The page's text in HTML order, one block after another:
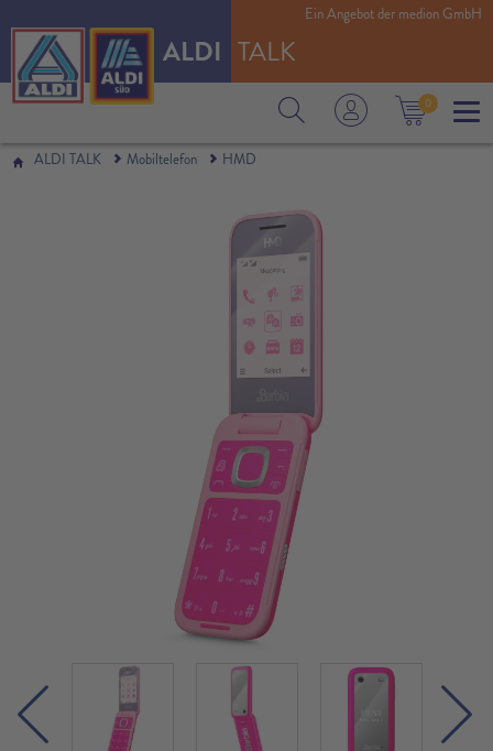
ALDI TALK
0
Ein Angebot der medion GmbH
ALDI TALK Mobiltelefon HMD